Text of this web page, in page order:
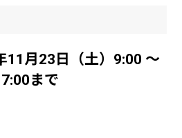
11月23日（土）9:00 ～
まで